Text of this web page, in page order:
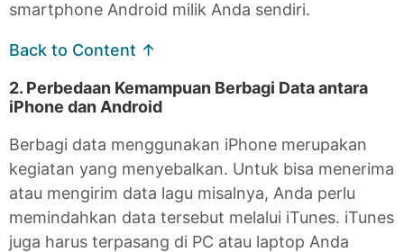
smartphone Android milik Anda sendiri.
Back to Content ↑
2. Perbedaan Kemampuan Berbagi Data antara
iPhone dan Android
Berbagi data menggunakan iPhone merupakan
kegiatan yang menyebalkan. Untuk bisa menerima
atau mengirim data lagu misalnya, Anda perlu
memindahkan data tersebut melalui iTunes. iTunes
juga harus terpasang di PC atau laptop Anda